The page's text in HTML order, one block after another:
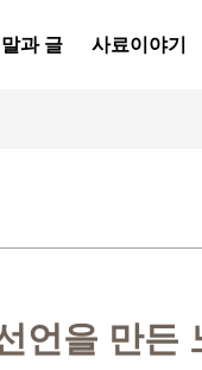
말과 글 사료이야기
언을 만든